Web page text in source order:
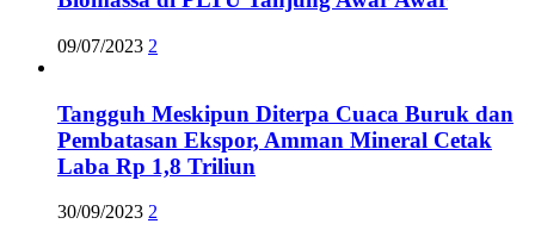
09/07/2023 2
Tangguh Meskipun Diterpa Cuaca Buruk dan
Pembatasan Ekspor, Amman Mineral Cetak
Laba Rp 1,8 Triliun
30/09/2023 2